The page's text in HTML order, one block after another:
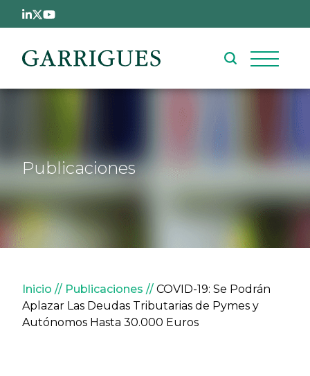
Pasar al contenido principal
Publicaciones
Sobrescribir enlaces de
Inicio Publicaciones
COVID-19: Se Podrán
Aplazar Las Deudas Tributarias de Pymes y
Autónomos Hasta 30.000 Euros